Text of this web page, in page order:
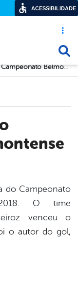
Acesso
Primeira rodada do Campeonato Belmontense de Futebol
do Campeonato
O time
venceu o
o autor do gol,
ACESSIBILIDADE